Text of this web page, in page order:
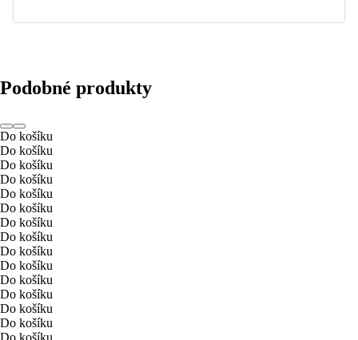
Podobné produkty
Do košíku
Do košíku
Do košíku
Do košíku
Do košíku
Do košíku
Do košíku
Do košíku
Do košíku
Do košíku
Do košíku
Do košíku
Do košíku
Do košíku
Do košíku